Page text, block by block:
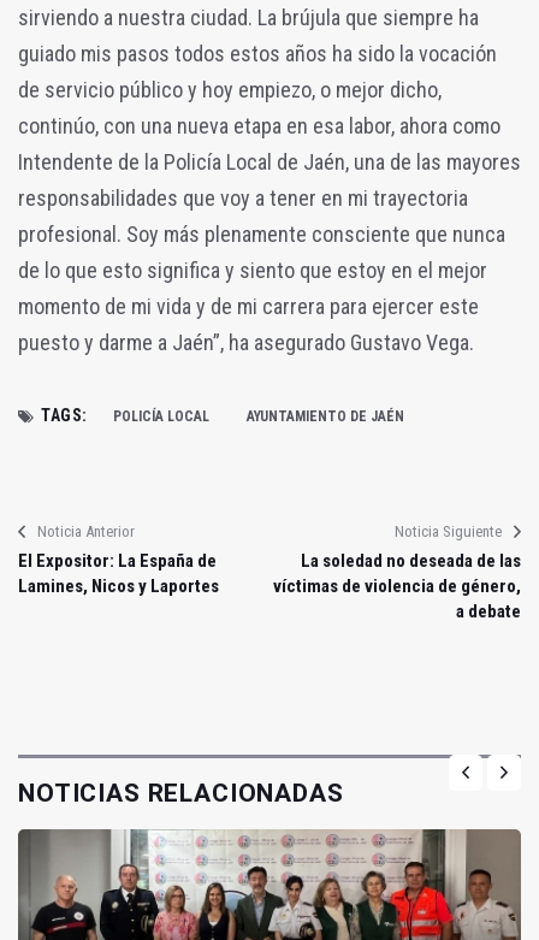
sirviendo a nuestra ciudad. La brújula que siempre ha
guiado mis pasos todos estos años ha sido la vocación
de servicio público y hoy empiezo, o mejor dicho,
continúo, con una nueva etapa en esa labor, ahora como
Intendente de la Policía Local de Jaén, una de las mayores
responsabilidades que voy a tener en mi trayectoria
profesional. Soy más plenamente consciente que nunca
de lo que esto significa y siento que estoy en el mejor
momento de mi vida y de mi carrera para ejercer este
puesto y darme a Jaén”, ha asegurado Gustavo Vega.
TAGS: POLICÍA LOCAL AYUNTAMIENTO DE JAÉN
Noticia Anterior
El Expositor: La España de
Lamines, Nicos y Laportes
Noticia Siguiente
La soledad no deseada de las
víctimas de violencia de género,
a debate
NOTICIAS RELACIONADAS